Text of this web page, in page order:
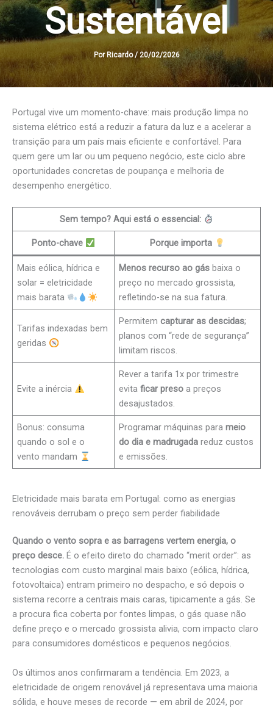
Sustentável
Por Ricardo/ 20/02/2026
Portugal vive um momento-chave: mais produção limpa no
sistema elétrico está a reduzir a fatura da luz e a acelerar a
transição para um país mais eficiente e confortável. Para
quem gere um lar ou um pequeno negócio, este ciclo abre
oportunidades concretas de poupança e melhoria de
desempenho energético.
Sem tempo? Aqui está o essencial:
Ponto-chave Porque importa
Mais eólica, hídrica e
solar = eletricidade
mais barata
Menos recurso ao gás baixa o
preço no mercado grossista,
refletindo-se na sua fatura.
Tarifas indexadas bem
geridas
Permitemcapturar as descidas;
planos com “rede de segurança”
limitam riscos.
Evite a inércia
Rever a tarifa 1x por trimestre
evitaficar preso a preços
desajustados.
Bonus: consuma
quando o sol e o
vento mandam
Programar máquinas parameio
do dia e madrugada reduz custos
e emissões.
Eletricidade mais barata em Portugal: como as energias
renováveis derrubam o preço sem perder fiabilidade
Quando o vento sopra e as barragens vertem energia, o
preço desce. É o efeito direto do chamado “merit order”: as
tecnologias com custo marginal mais baixo (eólica, hídrica,
fotovoltaica) entram primeiro no despacho, e só depois o
sistema recorre a centrais mais caras, tipicamente a gás. Se
a procura fica coberta por fontes limpas, o gás quase não
define preço e o mercado grossista alivia, com impacto claro
para consumidores domésticos e pequenos negócios.
Os últimos anos confirmaram a tendência. Em 2023, a
eletricidade de origem renovável já representava uma maioria
sólida, e houve meses de recorde — em abril de 2024, por